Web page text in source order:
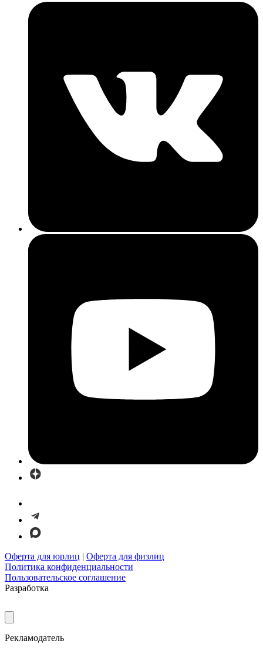
Оферта для юрлиц
Оферта для физлиц
Политика конфиденциальности
Пользовательское соглашение
Разработка
Рекламодатель